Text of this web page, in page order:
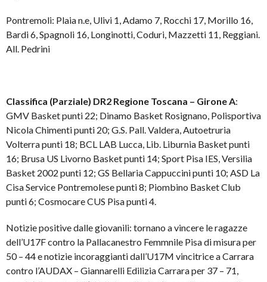
Pontremoli: Plaia n.e, Ulivi 1, Adamo 7, Rocchi 17, Morillo 16,
Bardi 6, Spagnoli 16, Longinotti, Coduri, Mazzetti 11, Reggiani.
All. Pedrini
Classifica (Parziale) DR2 Regione Toscana – Girone A:
GMV Basket punti 22; Dinamo Basket Rosignano, Polisportiva
Nicola Chimenti punti 20; G.S. Pall. Valdera, Autoetruria
Volterra punti 18; BCL LAB Lucca, Lib. Liburnia Basket punti
16; Brusa US Livorno Basket punti 14; Sport Pisa IES, Versilia
Basket 2002 punti 12; GS Bellaria Cappuccini punti 10; ASD La
Cisa Service Pontremolese punti 8; Piombino Basket Club
punti 6; Cosmocare CUS Pisa punti 4.
Notizie positive dalle giovanili: tornano a vincere le ragazze
dell’U17F contro la Pallacanestro Femmnile Pisa di misura per
50 – 44 e notizie incoraggianti dall’U17M vincitrice a Carrara
contro l’AUDAX – Giannarelli Edilizia Carrara per 37 – 71,